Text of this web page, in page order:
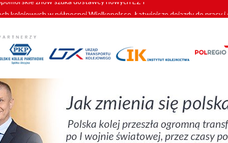
kolejowych w północnej Wielkopolsce. Łatwiejsze dojazdy do pracy i
się doświadczeniami z ukraińskim partnerem kolejowym
Bydgoszcz Fordon zakończona
znów szuka dostawcy nowych EZT